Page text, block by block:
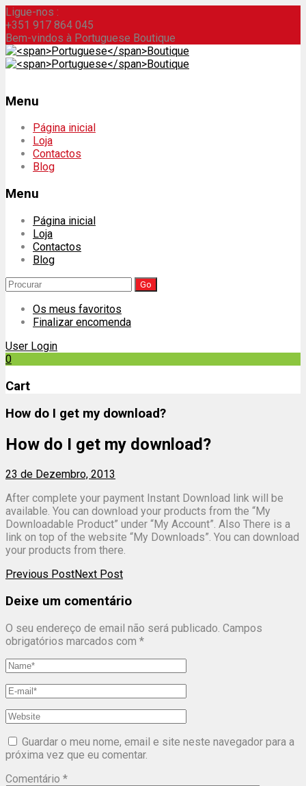
Ligue-nos :
+351 917 864 045
Bem-vindos à Portuguese Boutique
Menu
Skip
content
Página inicial
Loja
Contactos
Blog
Menu
Página inicial
Loja
Contactos
Blog
Search
for:
Os meus favoritos
Finalizar encomenda
User Login
0
Cart
How do I get my download?
How do I get my download?
23 de Dezembro, 2013
After complete your payment Instant Download link will be
available. You can download your products from the “My
Downloadable Product” under “My Account”. Also There is a
link on top of the website “My Downloads”. You can download
your products from there.
Post
Previous PostNext Post
Deixe um comentário
O seu endereço de email não será publicado. Campos
obrigatórios marcados com *
Guardar o meu nome, email e site neste navegador para a
próxima vez que eu comentar.
Comentário *